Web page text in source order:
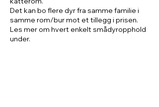
Det kan bo flere dyr fra samme familie i
samme rom/bur mot et tillegg i prisen.
Les mer om hvert enkelt smådyropphold
under.